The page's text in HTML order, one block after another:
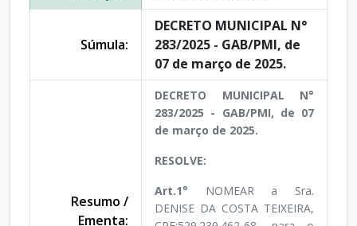
Súmula:
DECRETO MUNICIPAL N°
283/2025 - GAB/PMI, de
07 de março de 2025.
Resumo /
Ementa:
DECRETO MUNICIPAL N°
283/2025 - GAB/PMI, de 07
de março de 2025.
RESOLVE:
Art.1° NOMEAR a Sra.
DENISE DA COSTA TEIXEIRA,